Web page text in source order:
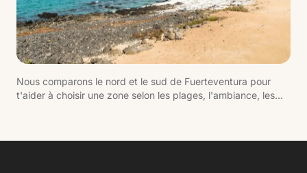
Nous comparons le nord et le sud de Fuerteventura pour
t'aider à choisir une zone selon les plages, l'ambiance, les